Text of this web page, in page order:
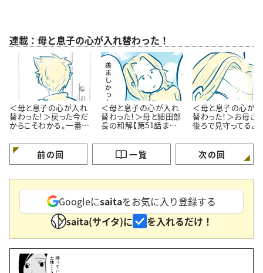
連載：母と息子の心が入れ替わった！
＜母と息子の心が入れ
替わった！＞戻った今だ
からこそわかる。一番大
話】
＜母と息子の心が入れ
替わった！＞母と細田部
長の和解【第51話まん
＜母と息子の心が
替わった！＞お母さ
後ろで見守ってるよ。
前の回 一覧 次の回
Googleにsaitaをお気に入り登録する
saita(サイタ)に
を入れるだけ！